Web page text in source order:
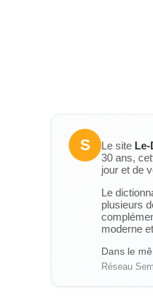
S Le site
30 ans,
jour et de
Le
plusieurs
moderne
Dans le
Réseau